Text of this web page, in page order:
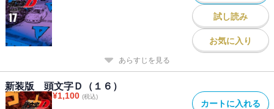
試し読み
お気に入り
あらすじを見る
新装版 頭文字Ｄ（１６）
¥1,100 (税込)
カートに入れる